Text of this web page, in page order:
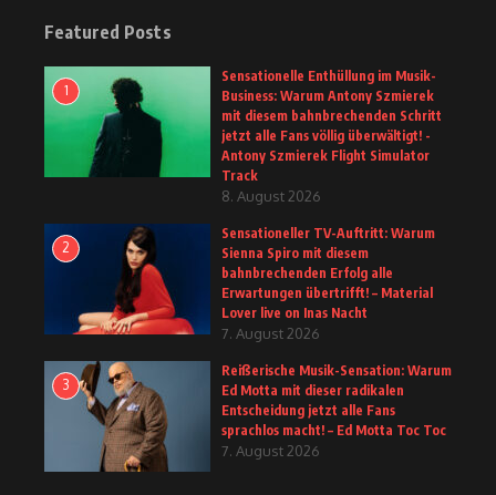
Featured Posts
1
Sensationelle Enthüllung im Musik-
Business: Warum Antony Szmierek
mit diesem bahnbrechenden Schritt
jetzt alle Fans völlig überwältigt! -
Antony Szmierek Flight Simulator
Track
8. August 2026
2
Sensationeller TV-Auftritt: Warum
Sienna Spiro mit diesem
bahnbrechenden Erfolg alle
Erwartungen übertrifft! – Material
Lover live on Inas Nacht
7. August 2026
3
Reißerische Musik-Sensation: Warum
Ed Motta mit dieser radikalen
Entscheidung jetzt alle Fans
sprachlos macht! – Ed Motta Toc Toc
7. August 2026